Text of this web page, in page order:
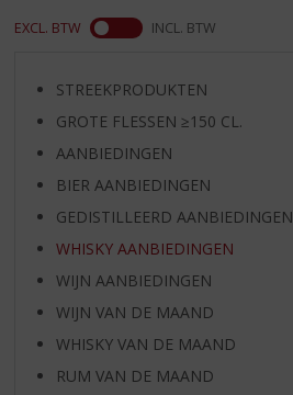
EXCL. BTW INCL. BTW
STREEKPRODUKTEN
GROTE FLESSEN ≥150 CL.
AANBIEDINGEN
BIER AANBIEDINGEN
GEDISTILLEERD AANBIEDINGEN
WHISKY AANBIEDINGEN
WIJN AANBIEDINGEN
WIJN VAN DE MAAND
WHISKY VAN DE MAAND
RUM VAN DE MAAND